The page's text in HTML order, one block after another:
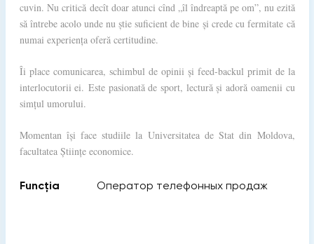
cuvin. Nu critică decît doar atunci cînd „îl îndreaptă pe om”, nu ezită
să întrebe acolo unde nu știe suficient de bine și crede cu fermitate că
numai experiența oferă certitudine.
Îi place comunicarea, schimbul de opinii și feed-backul primit de la
interlocutorii ei. Este pasionată de sport, lectură și adoră oamenii cu
simțul umorului.
Momentan își face studiile la Universitatea de Stat din Moldova,
facultatea Științe economice.
Funcția Оператор телефонных продаж